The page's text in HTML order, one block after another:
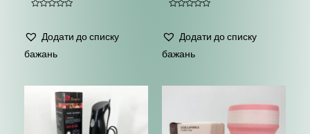
з
Додати до списку
бажань
з
Додати до списку
бажань